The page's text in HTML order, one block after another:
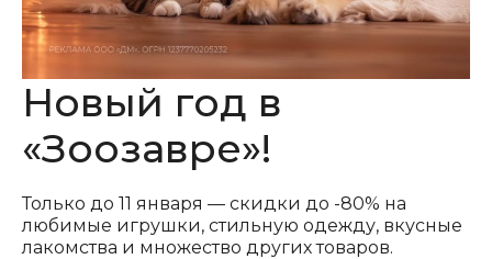
Новый год в
«Зоозавре»!
Только до 11 января — скидки до -80% на
любимые игрушки, стильную одежду, вкусные
лакомства и множество других товаров.